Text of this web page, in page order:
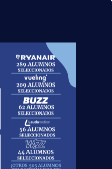
estaremos
el camino para la
de Vueloa través de
de Cabina de Pasajeros